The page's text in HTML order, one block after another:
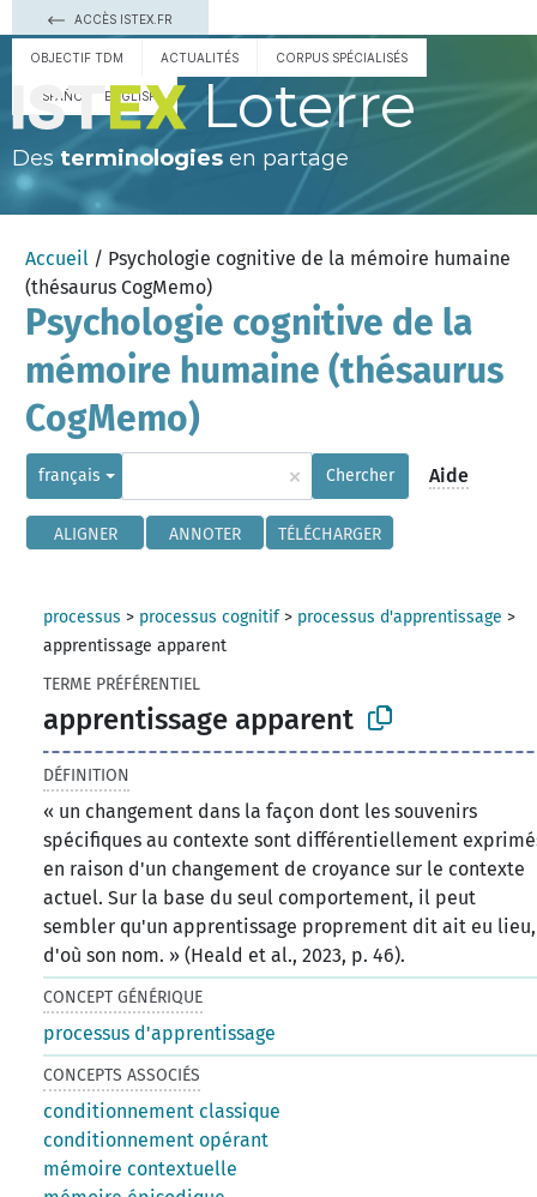
ACCÈS ISTEX.FR
OBJECTIF TDM ACTUALITÉS CORPUS SPÉCIALISÉS
ESPAÑOL ENGLISH Loterre
Des terminologies en partage
Accueil / Psychologie cognitive de la mémoire humaine
(thésaurus CogMemo)
Psychologie cognitive de la
mémoire humaine (thésaurus
CogMemo)
français × Chercher Aide
ALIGNER ANNOTER TÉLÉCHARGER
processus > processus cognitif> processus d'apprentissage >
apprentissage apparent
TERME PRÉFÉRENTIEL
apprentissage apparent
DÉFINITION
« un changement dans la façon dont les souvenirs
spécifiques au contexte sont différentiellement
en raison d'un changement de croyance sur le contexte
actuel. Sur la base du seul comportement, il peut
sembler qu'un apprentissage proprement dit ait eu lieu,
d'où son nom. » (Heald et al., 2023, p. 46).
CONCEPT GÉNÉRIQUE
processus d'apprentissage
CONCEPTS ASSOCIÉS
conditionnement classique
conditionnement opérant
mémoire contextuelle